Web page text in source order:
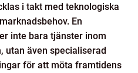
i takt med teknologiska
En
inte bara tjänster inom
utan även specialiserad
för att möta framtidens